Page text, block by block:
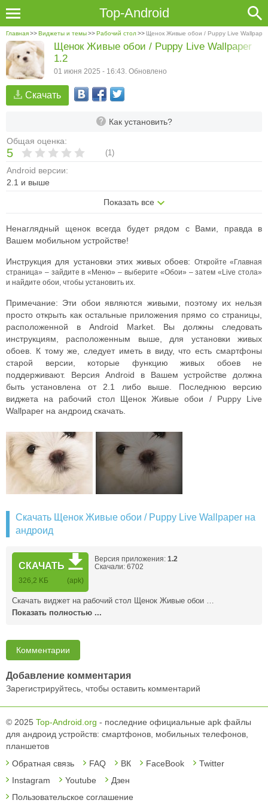
Top-Android
Главная>>Виджеты и темы>>Рабочий стол>> Щенок Живые обои / Puppy Live Wallpaper
Скачать
Как установить?
Общая оценка:
5 (1)
Android версии:
2.1 и выше
Показать все
Щенок Живые обои / Puppy Live Wallpaper
1.2
01 июня 2025 - 16:43. Обновлено
Ненаглядный щенок всегда будет рядом с Вами, правда в
Вашем мобильном устройстве!
Инструкция для установки этих живых обоев: Откройте «Главная
страница» – зайдите в «Меню» – выберите «Обои» – затем «Live стола»
и найдите обои, чтобы установить их.
Примечание: Эти обои являются живыми, поэтому их нельзя
просто открыть как остальные приложения прямо со страницы,
расположенной в Android Market. Вы должны следовать
инструкциям, расположенным выше, для установки живых
обоев. К тому же, следует иметь в виду, что есть смартфоны
старой версии, которые функцию живых обоев не
поддерживают. Версия Android в Вашем устройстве должна
быть установлена от 2.1 либо выше. Последнюю версию
виджета на рабочий стол Щенок Живые обои / Puppy Live
Wallpaper на андроид скачать.
Скачать Щенок Живые обои / Puppy Live Wallpaper на
андроид
СКАЧАТЬ
326,2 KБ (apk)
Версия приложения: 1.2
Скачали: 6702
Скачать виджет на рабочий стол Щенок Живые обои …
Показать полностью ...
Комментарии
Добавление комментария
Зарегистрируйтесь, чтобы оставить комментарий
© 2025 Top-Android.org - последние официальные apk файлы
для андроид устройств: смартфонов, мобильных телефонов,
планшетов
Обратная связь
FAQ ВК FaceBook
Twitter
Instagram
Youtube
Дзен
Пользовательское соглашение